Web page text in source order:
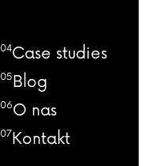
04Case studies
05Blog
06O nas
07Kontakt